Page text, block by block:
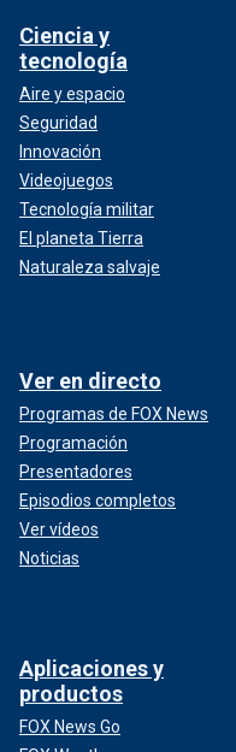
Ciencia y
tecnología
Aire y espacio
Seguridad
Innovación
Videojuegos
Tecnología militar
El planeta Tierra
Naturaleza salvaje
Ver en directo
Programas de FOX News
Programación
Presentadores
Episodios completos
Ver vídeos
Noticias
Aplicaciones y
productos
FOX News Go